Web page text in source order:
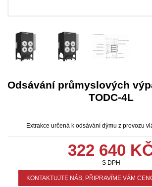
Odsávání průmyslových
TODC-4L
Extrakce určená k odsávání dýmu z provozu
322 640
S DPH
KONTAKTUJTE NÁS, PŘIPRAVÍME VÁM